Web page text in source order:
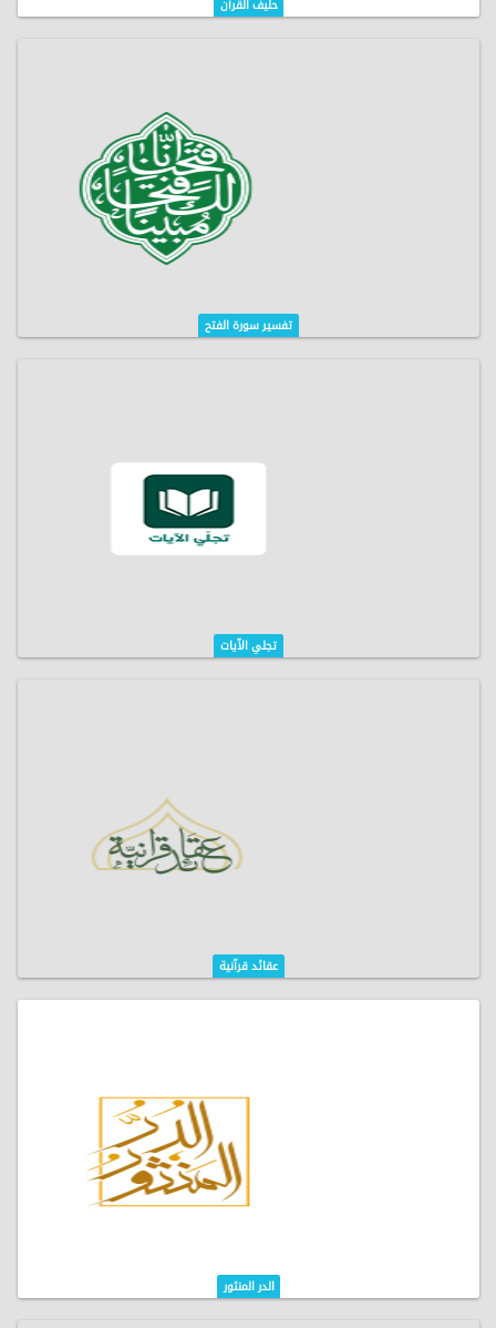
حليف القرآن
تفسير سورة الفتح
تجلي الآيات
عقائد قرآنية
الدر المنثور